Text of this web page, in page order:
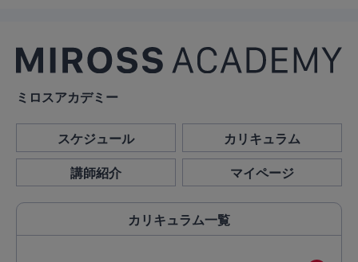
ミロスアカデミー
スケジュール カリキュラム
講師紹介 マイページ
カリキュラム一覧